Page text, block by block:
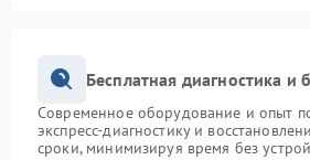
Бесплатная диагностика
Современное оборудование и опыт
экспресс-диагностику и
сроки, минимизируя время без